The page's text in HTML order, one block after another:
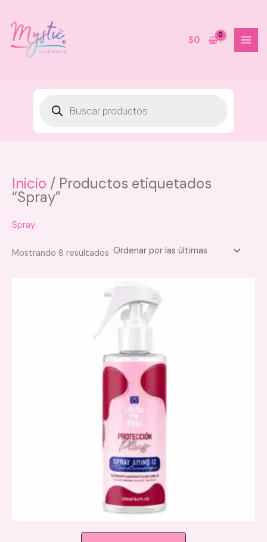
contenido
$0
Inicio / Productos etiquetados
“Spray”
Spray
Mostrando 8 resultados Sorted
Borla/esponja Corazón Montoc -